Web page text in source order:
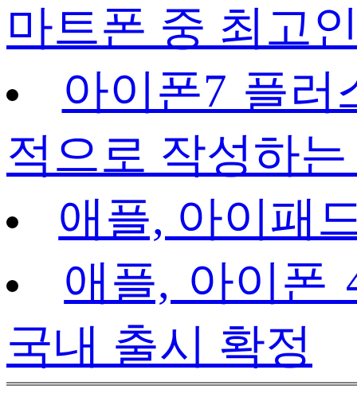
마트폰 중 최고
아이폰7 플
적으로 작성하
애플, 아이패
애플, 아이폰
국내 출시 확정